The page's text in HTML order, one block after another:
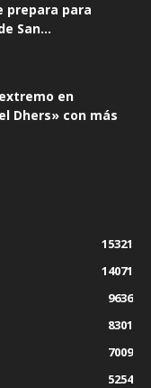
prepara para
San...
en
Dhers» con más
15321
14071
9636
8301
7009
5254